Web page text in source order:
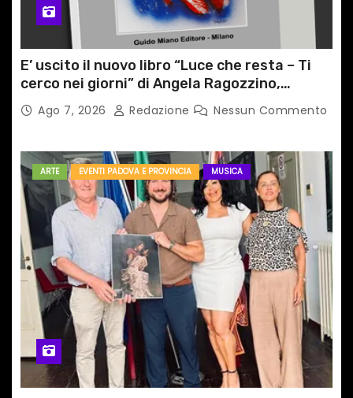
E’ uscito il nuovo libro “Luce che resta – Ti
cerco nei giorni” di Angela Ragozzino,
medico primario di Capua
Ago 7, 2026 Redazione Nessun Commento
ARTE EVENTI PADOVA E PROVINCIA MUSICA